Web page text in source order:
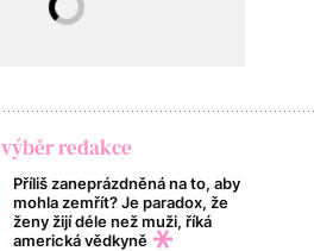
výběr redakce
Příliš zaneprázdněná na to, aby
mohla zemřít? Je paradox, že
ženy žijí déle než muži, říká
americká vědkyně